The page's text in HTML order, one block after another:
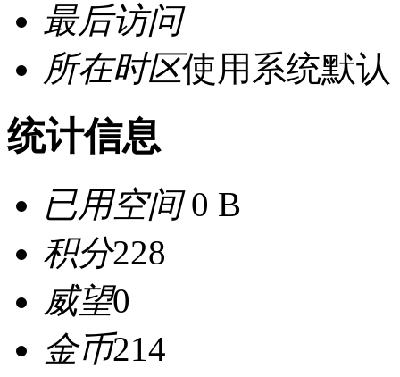
最后访问
所在时区使用系统默认
统计信息
已用空间0 B
积分228
威望0
金币214